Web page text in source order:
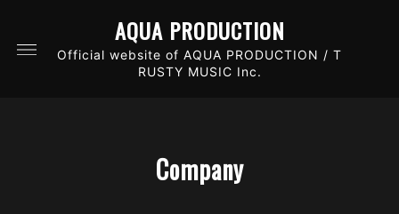
AQUA PRODUCTION
Official website of AQUA PRODUCTION / T
RUSTY MUSIC Inc.
Company